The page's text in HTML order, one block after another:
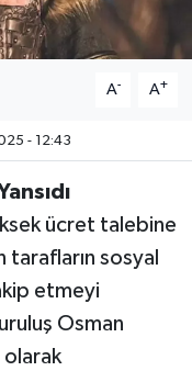
A- A+
- 12:43
ücret talebine
tarafların sosyal
etmeyi
Osman
olarak